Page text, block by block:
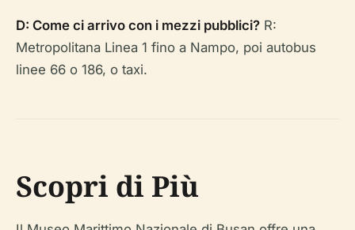
D: Come ci arrivo con i mezzi pubblici? R:
Metropolitana Linea 1 fino a Nampo, poi autobus
linee 66 o 186, o taxi.
Scopri di Più